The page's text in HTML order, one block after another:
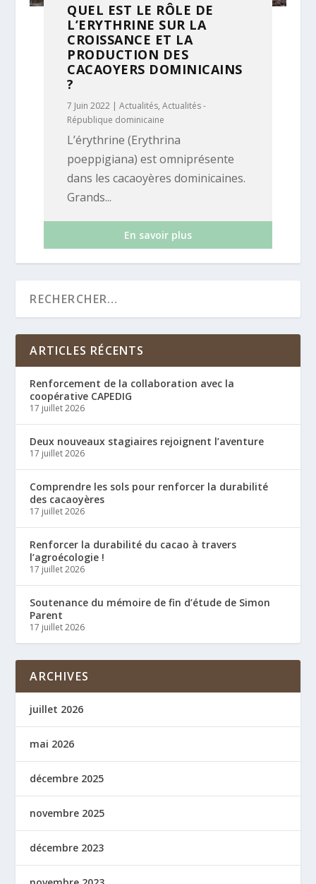
QUEL EST LE RÔLE DE
L’ERYTHRINE SUR LA
CROISSANCE ET LA
PRODUCTION DES
CACAOYERS DOMINICAINS
?
7 Juin 2022 |Actualités,Actualités -
République dominicaine
L’érythrine (Erythrina
poeppigiana) est omniprésente
dans les cacaoyères dominicaines.
Grands...
En savoir plus
ARTICLES RÉCENTS
Renforcement de la collaboration avec la
coopérative CAPEDIG
17 juillet 2026
Deux nouveaux stagiaires rejoignent l’aventure
17 juillet 2026
Comprendre les sols pour renforcer la durabilité
des cacaoyères
17 juillet 2026
Renforcer la durabilité du cacao à travers
l’agroécologie !
17 juillet 2026
Soutenance du mémoire de fin d’étude de Simon
Parent
17 juillet 2026
ARCHIVES
juillet 2026
mai 2026
décembre 2025
novembre 2025
décembre 2023